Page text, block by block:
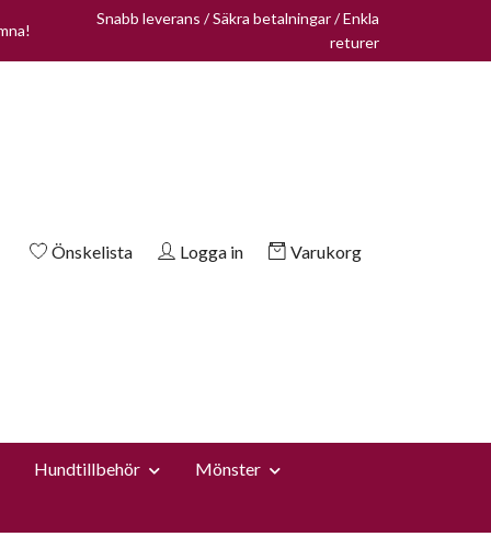
Snabb leverans / Säkra betalningar / Enkla
returer
Önskelista Logga in Varukorg
Hundtillbehör
Mönster